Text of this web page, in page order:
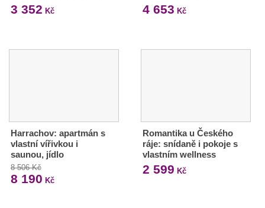
3 352 Kč 4 653 Kč
Harrachov: apartmán s
vlastní vířivkou i
saunou, jídlo
8 506 Kč
8 190 Kč
Romantika u Českého
ráje: snídaně i pokoje s
vlastním wellness
2 599 Kč